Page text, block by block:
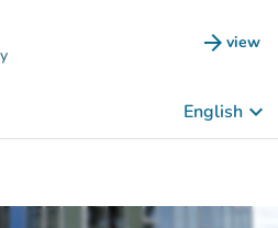
arrow_forward view
(new
English keyboard_arrow_down